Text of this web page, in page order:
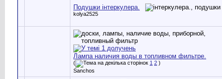
Подушки інтеркулера.
kolya2525
Лампа наличия воды в топливном фильтре.
( 1 2 )
Sanchos